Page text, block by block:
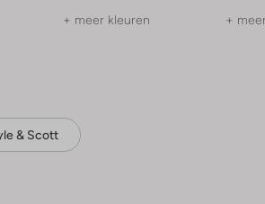
+ meer kleuren +
& Scott